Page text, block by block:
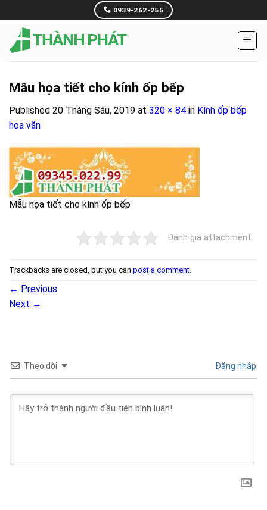
to
content
0939-262-255
Mẫu họa tiết cho kính ốp bếp
Published 20 Tháng Sáu, 2019 at 320 × 84 in Kính ốp bếp
hoa văn
Mẫu họa tiết cho kính ốp bếp
Đánh giá attachment
Trackbacks are closed, but you can post a comment
← Previous
Next →
Theo dõi Đăng nhập